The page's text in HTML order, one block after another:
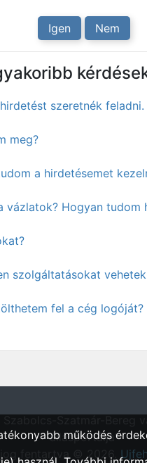
Igen Nem
szeretnék
meg?
a hirdetésemet
vázlatok? Hogyan tudom
szolgáltatásokat
fel a cég logóját?
állásportálja"
jog fentartva © 2026.
működés